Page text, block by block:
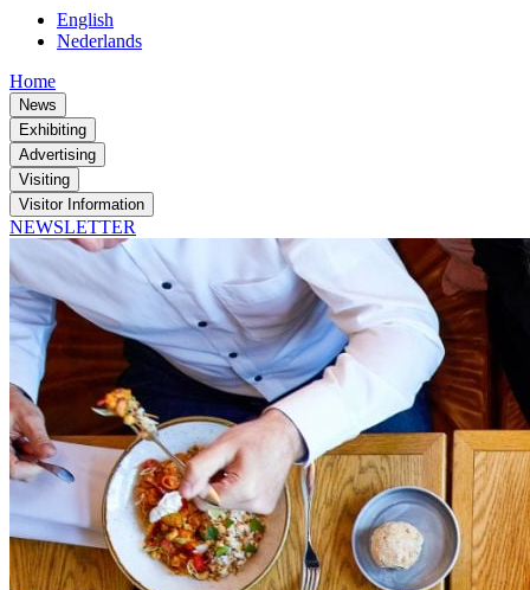
English
Nederlands
Home
News
Exhibiting
Advertising
Visiting
Visitor Information
NEWSLETTER